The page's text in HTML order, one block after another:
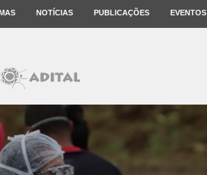
NOTÍCIAS PUBLICAÇÕES EVENTOS